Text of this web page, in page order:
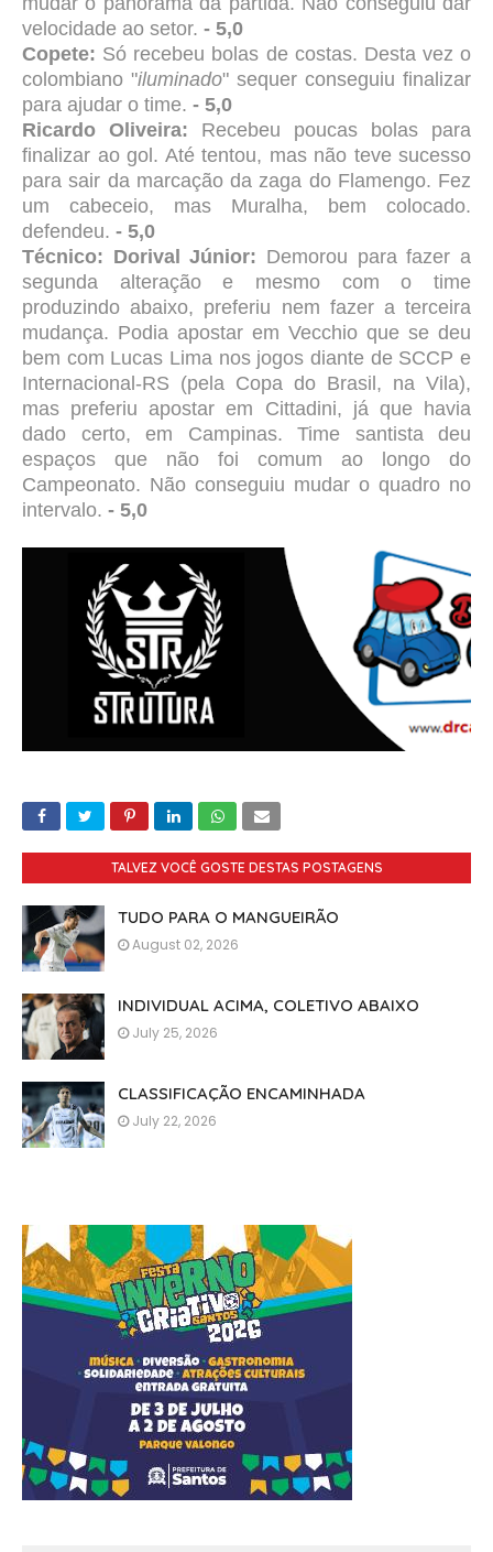
velocidade ao setor. - 5,0
Copete: Só recebeu bolas de costas. Desta vez o
colombiano "iluminado" sequer conseguiu finalizar
para ajudar o time. - 5,0
Ricardo Oliveira: Recebeu poucas bolas para
finalizar ao gol. Até tentou, mas não teve sucesso
para sair da marcação da zaga do Flamengo. Fez
um cabeceio, mas Muralha, bem colocado.
defendeu. - 5,0
Técnico: Dorival Júnior: Demorou para fazer a
segunda alteração e mesmo com o time
produzindo abaixo, preferiu nem fazer a terceira
mudança. Podia apostar em Vecchio que se deu
bem com Lucas Lima nos jogos diante de SCCP e
Internacional-RS (pela Copa do Brasil, na Vila),
mas preferiu apostar em Cittadini, já que havia
dado certo, em Campinas. Time santista deu
espaços que não foi comum ao longo do
Campeonato. Não conseguiu mudar o quadro no
intervalo. - 5,0
TALVEZ VOCÊ GOSTE DESTAS POSTAGENS
TUDO PARA O MANGUEIRÃO
August 02, 2026
INDIVIDUAL ACIMA, COLETIVO ABAIXO
July 25, 2026
CLASSIFICAÇÃO ENCAMINHADA
July 22, 2026